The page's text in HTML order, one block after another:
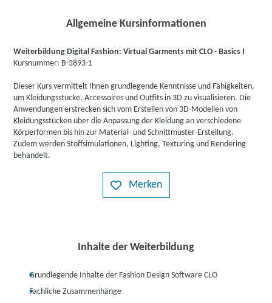
Allgemeine Kursinformationen
Weiterbildung Digital Fashion: Virtual Garments mit CLO - Basics I
Kursnummer: B-3893-1
Dieser Kurs vermittelt Ihnen grundlegende Kenntnisse und Fähigkeiten,
um Kleidungsstücke, Accessoires und Outfits in 3D zu visualisieren. Die
Anwendungen erstrecken sich vom Erstellen von 3D-Modellen von
Kleidungsstücken über die Anpassung der Kleidung an verschiedene
Körperformen bis hin zur Material- und Schnittmuster-Erstellung.
Zudem werden Stoffsimulationen, Lighting, Texturing und Rendering
behandelt.
Merken
Inhalte der Weiterbildung
Grundlegende Inhalte der Fashion Design Software CLO
Fachliche Zusammenhänge